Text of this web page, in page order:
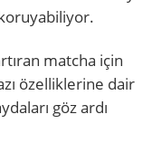
matcha için
özelliklerine dair
göz ardı